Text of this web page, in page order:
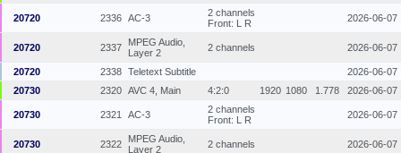
20720 2336 AC-3
2 channels
Front: L R
2026-06-07
20720 2337
MPEG Audio,
Layer 2
2 channels 2026-06-07
20720 2338 Teletext Subtitle
2026-06-07
20730
2320 AVC 4, Main 4:2:0 1920 1080 1.778 2026-06-07
20730 2321 AC-3
2 channels
Front: L R
2026-06-07
20730 2322
MPEG Audio,
Layer 2
2 channels 2026-06-07